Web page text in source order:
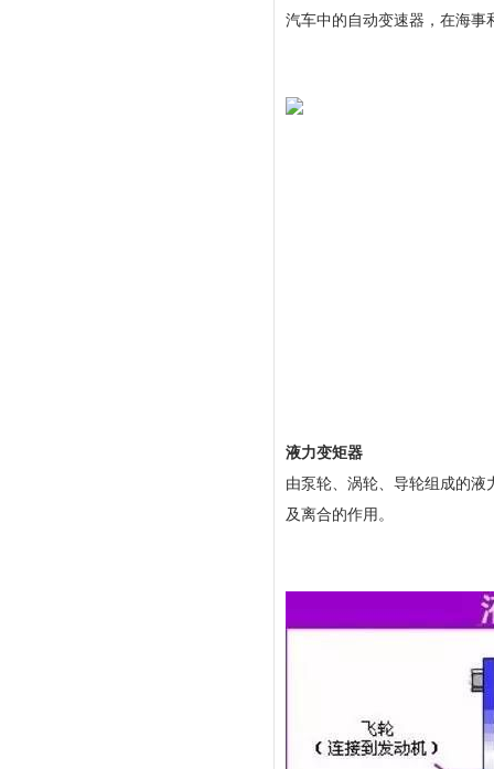
汽车中的自动变速器，在海事
液力变矩器
由泵轮、涡轮、导轮组成的
及离合的作用。